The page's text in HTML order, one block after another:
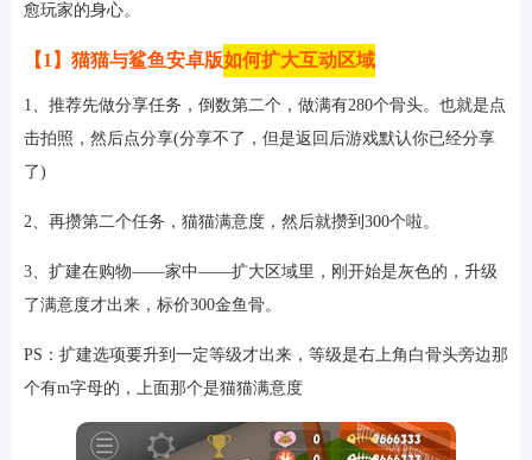
游戏
愈玩家的身心。
【1】猫猫与鲨鱼安卓版如何扩大互动区域
1、推荐先做分享任务，倒数第二个，做满有280个骨头。也就是点
击拍照，然后点分享(分享不了，但是返回后游戏默认你已经分享
了)
2、再攒第二个任务，猫猫满意度，然后就攒到300个啦。
3、扩建在购物——家中——扩大区域里，刚开始是灰色的，升级
了满意度才出来，标价300金鱼骨。
PS：扩建选项要升到一定等级才出来，等级是右上角白骨头旁边那
个有m字母的，上面那个是猫猫满意度